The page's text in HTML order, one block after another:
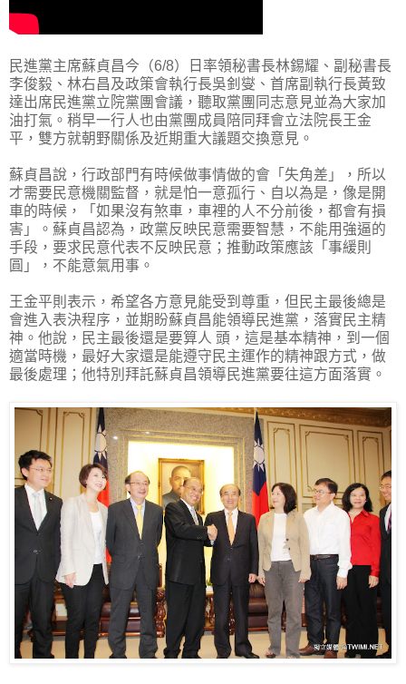
民進黨主席蘇貞昌今（6/8）日率領秘書長林錫耀、副秘書長
李俊毅、林右昌及政策會執行長吳釗燮、首席副執行長黃致
達出席民進黨立院黨團會議，聽取黨團同志意見並為大家加
油打氣。稍早一行人也由黨團成員陪同拜會立法院長王金
平，雙方就朝野關係及近期重大議題交換意見。
蘇貞昌說，行政部門有時候做事情做的會「失角差」，所以
才需要民意機關監督，就是怕一意孤行、自以為是，像是開
車的時候，「如果沒有煞車，車裡的人不分前後，都會有損
害」。蘇貞昌認為，政黨反映民意需要智慧，不能用強逼的
手段，要求民意代表不反映民意；推動政策應該「事緩則
圓」，不能意氣用事。
王金平則表示，希望各方意見能受到尊重，但民主最後總是
會進入表決程序，並期盼蘇貞昌能領導民進黨，落實民主精
神。他說，民主最後還是要算人 頭，這是基本精神，到一個
適當時機，最好大家還是能遵守民主運作的精神跟方式，做
最後處理；他特別拜託蘇貞昌領導民進黨要往這方面落實。